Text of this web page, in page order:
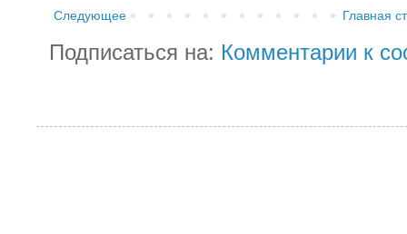
Следующее Главная
Подписаться на: Комментарии к